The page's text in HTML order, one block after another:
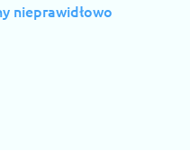
nieprawidłowo